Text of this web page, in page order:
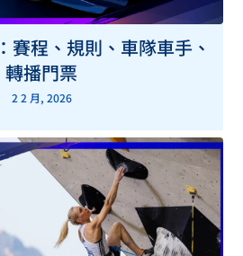
賽程、規則、車隊車手、
轉播門票
2 2 月, 2026